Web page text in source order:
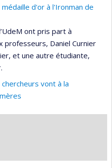
d'or à l'Ironman de
ont pris part à
professeurs, Daniel Curnier
et une autre étudiante,
vont à la